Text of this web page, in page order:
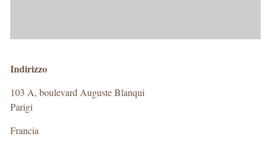
Indirizzo
103 A, boulevard Auguste Blanqui
Parigi
Francia